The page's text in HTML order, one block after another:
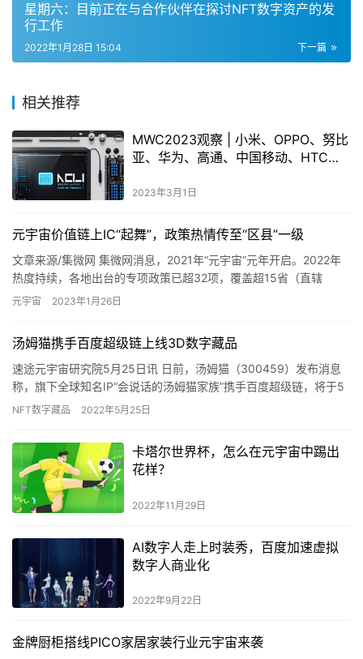
星期六：目前正在与合作伙伴在探讨NFT数字资产的发
行工作
下一篇
2022年1月28日 15:04
相关推荐
MWC2023观察 | 小米、OPPO、努比
亚、华为、高通、中国移动、HTC整
2023年3月1日
元宇宙价值链上IC“起舞”，政策热情传至“区县”一级
文章来源/集微网 集微网消息，2021年“元宇宙”元年开启。2022年
热度持续，各地出台的专项政策已超32项，覆盖超15省（直辖
市）、17城。 据集微咨询长期观察，2021年元宇宙…
元宇宙 2023年1月26日
汤姆猫携手百度超级链上线3D数字藏品
速途元宇宙研究院5月25日讯 日前，汤姆猫（300459）发布消息
称，旗下全球知名IP“会说话的汤姆猫家族”携手百度超级链，将于5
月25日至26日正式发布“时代逐光者”3D数字藏品…
NFT数字藏品 2022年5月25日
卡塔尔世界杯，怎么在元宇宙中踢出
花样？
2022年11月29日
AI数字人走上时装秀，百度加速虚拟
数字人商业化
2022年9月22日
金牌厨柜搭线PICO家居家装行业元宇宙来袭